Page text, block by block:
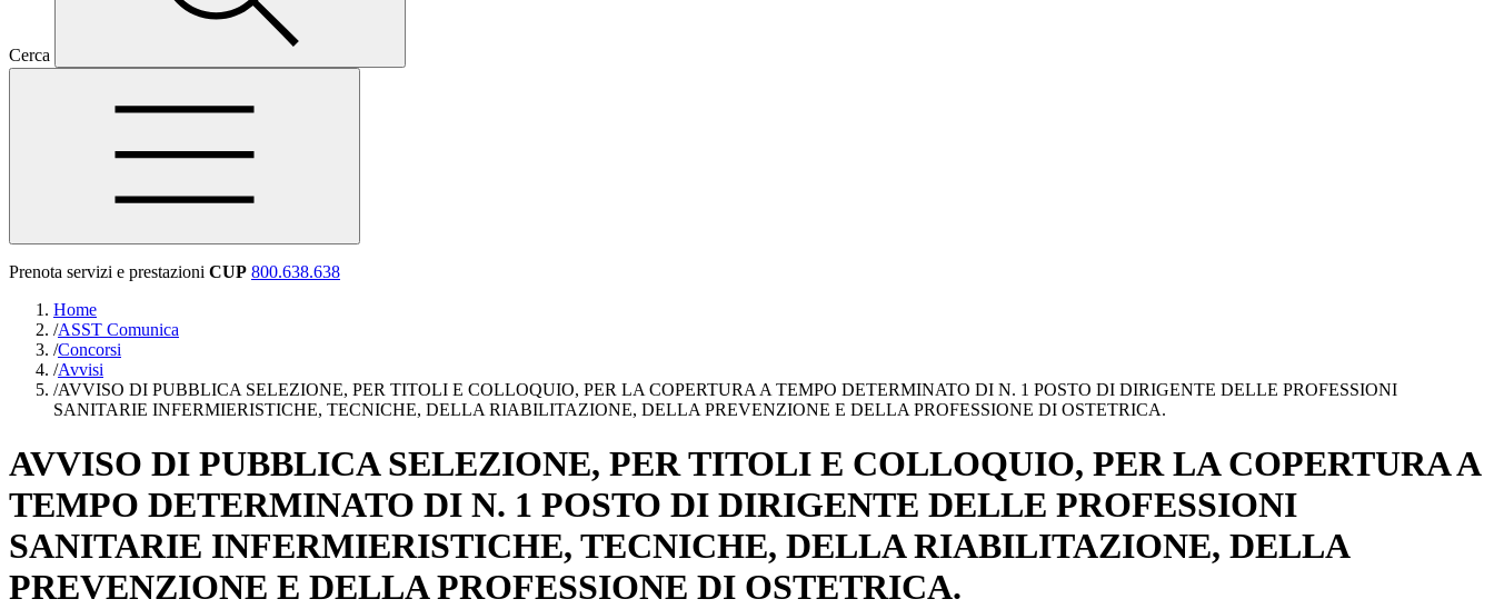
Cerca
Prenota servizi e prestazioni CUP 800.638.638
Home
/ASST Comunica
/Concorsi
/Avvisi
/AVVISO DI PUBBLICA SELEZIONE, PER TITOLI E COLLOQUIO, PER LA COPERTURA A TEMPO DETERMINATO DI N. 1 POSTO DI DIRIGENTE DELLE PROFESSIONI
SANITARIE INFERMIERISTICHE, TECNICHE, DELLA RIABILITAZIONE, DELLA PREVENZIONE E DELLA PROFESSIONE DI OSTETRICA.
AVVISO DI PUBBLICA SELEZIONE, PER TITOLI E COLLOQUIO, PER LA COPERTURA A
TEMPO DETERMINATO DI N. 1 POSTO DI DIRIGENTE DELLE PROFESSIONI
SANITARIE INFERMIERISTICHE, TECNICHE, DELLA RIABILITAZIONE, DELLA
PREVENZIONE E DELLA PROFESSIONE DI OSTETRICA.